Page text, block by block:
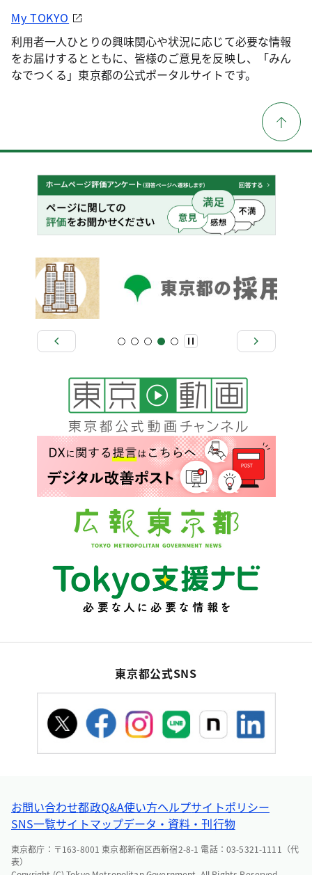
My TOKYO
利用者一人ひとりの興味関心や状況に応じて必要な情報
をお届けするとともに、皆様のご意見を反映し、「みん
なでつくる」東京都の公式ポータルサイトです。
東京都公式SNS
お問い合わせ都政Q&A使い方ヘルプサイトポリシー
SNS一覧サイトマップデータ・資料・刊行物
東京都庁：〒163-8001 東京都新宿区西新宿2-8-1 電話：03-5321-1111（代
表）